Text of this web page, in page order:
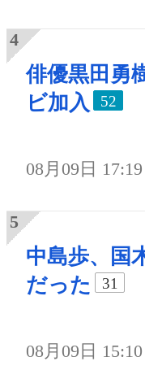
俳優黒田勇
ビ加入
52
08月09日 17:19
中島歩、国
だった
31
08月09日 15:10